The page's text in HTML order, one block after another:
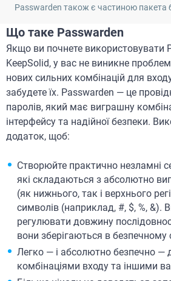
Passwarden також є частиною пакета
Що таке Passwarden
Якщо ви почнете використовувати
KeepSolid, у вас не виникне
нових сильних комбінацій для
забудете їх. Passwarden — це
паролів, який має виграшну
інтерфейсу та надійної безпеки.
додаток, щоб:
Створюйте практично незламні
які складаються з абсолютно
(як нижнього, так і верхнього
символів (наприклад, #, $, %, &).
регулювати довжину
вони зберігаються в безпечному
Легко — і абсолютно безпечно —
комбінаціями входу та іншими